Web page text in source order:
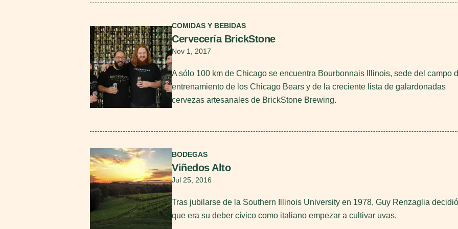
COMIDAS Y BEBIDAS
Cervecería BrickStone
Nov 1, 2017
A sólo 100 km de Chicago se encuentra Bourbonnais Illinois, sede del campo
entrenamiento de los Chicago Bears y de la creciente lista de galardonadas
cervezas artesanales de BrickStone Brewing.
BODEGAS
Viñedos Alto
Jul 25, 2016
Tras jubilarse de la Southern Illinois University en 1978, Guy Renzaglia decidió
que era su deber cívico como italiano empezar a cultivar uvas.